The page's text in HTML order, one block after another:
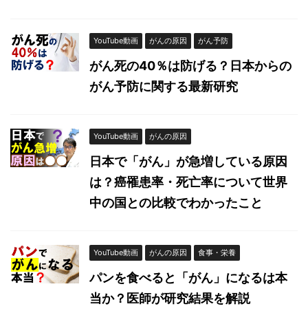
YouTube動画 がんの原因 がん予防
がん死の40％は防げる？日本からの
がん予防に関する最新研究
YouTube動画 がんの原因
日本で「がん」が急増している原因
は？癌罹患率・死亡率について世界
中の国との比較でわかったこと
YouTube動画 がんの原因 食事・栄養
パンを食べると「がん」になるは本
当か？医師が研究結果を解説